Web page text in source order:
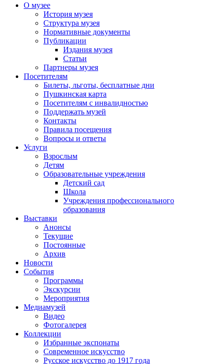
О музее
История музея
Структура музея
Нормативные документы
Публикации
Издания музея
Статьи
Партнеры музея
Посетителям
Билеты, льготы, бесплатные дни
Пушкинская карта
Посетителям с инвалидностью
Поддержать музей
Контакты
Правила посещения
Вопросы и ответы
Услуги
Взрослым
Детям
Образовательные учреждения
Детский сад
Школа
Учреждения профессионального
образования
Выставки
Анонсы
Текущие
Постоянные
Архив
Новости
События
Программы
Экскурсии
Мероприятия
Медиамузей
Видео
Фотогалерея
Коллекции
Избранные экспонаты
Современное искусство
Русское искусство до 1917 года